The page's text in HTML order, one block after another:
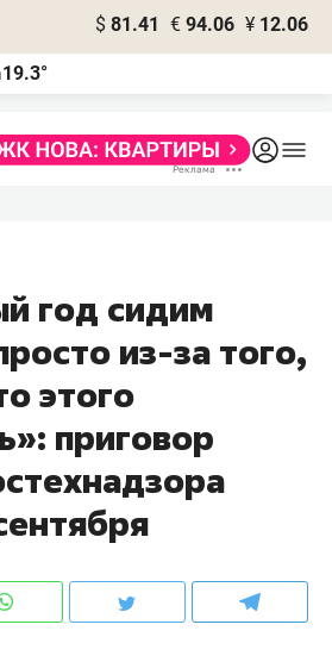
$ 81.41 € 94.06 ¥ 12.06
19.3°
год сидим
из-за того,
этого
приговор